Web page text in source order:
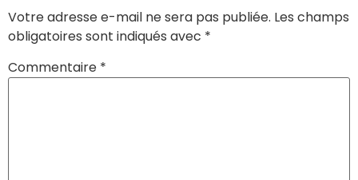
Votre adresse e-mail ne sera pas publiée. Les champs
obligatoires sont indiqués avec *
Commentaire *